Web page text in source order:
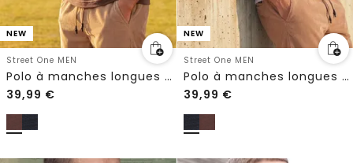
NEW
Street One MEN
Polo à manches longues en coton
39,99 €
NEW
Street One MEN
Polo à manches longues en coton
39,99 €